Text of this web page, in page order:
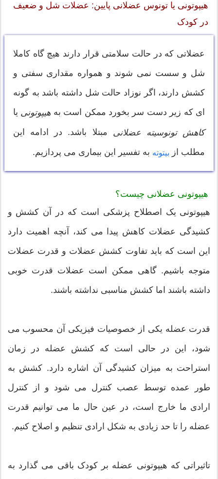
هیپوتونی یا تونوس عضلانی پایین: عضلات شل و ضعیف
در کودک
عضلاتی که در حالت سلامتی قرار دارند هیچ گاه کاملا
شل و سست نمی شوند و همواره مقداری سفتی و
کشش دارند، اگر نوزاد حالت شل داشته باشد به گونه
ای که زیر دست سر بخورد ممکن است به هیپوتونی یا
کاهش تونوسیته عضلانی مبتلا باشد. در ادامه این
مطلب از بیتوته به تفسیر این بیماری می پردازیم.
هیپوتونی عضلانی چیست؟
هیپوتونی یک اصطلاح پزشکی است که در آن کشش و
کشیدگی عضلات کاهش پیدا می کند، آنچه اهمیت دارد
این است که باید تفاوت کشش عضلات و قدرت عضلات
متوجه باشیم. گاهی ممکن است عضلات قدرت خوبی
داشته باشند اما کشش مناسبی نداشته باشند.
قدرت عضله یکی از خصوصیات فیزیکی آن محسوب می
شود، این در حالی است که کشش عضله در زمان
استراحت به میزان کشیدگی آن اشاره دارد. کشش به
طور عمده توسط عصب کنترل می شود و از کنترل
ارادی ما خارج است، در عین حال ما می توانیم قدرت
عضله را تا حد زیادی به شکل ارادی تنظیم و اصلاح کنیم.
تاثیراتی که هیپوتونی عضله بر کودک باقی می گذارد به